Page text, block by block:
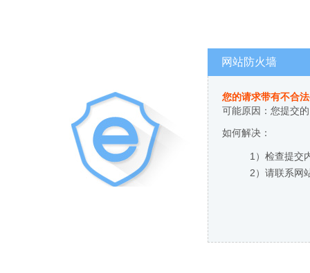
网站防火墙
您的请求带有不合
可能原因：您提交
如何解决：
1）检查提交
2）请联系网